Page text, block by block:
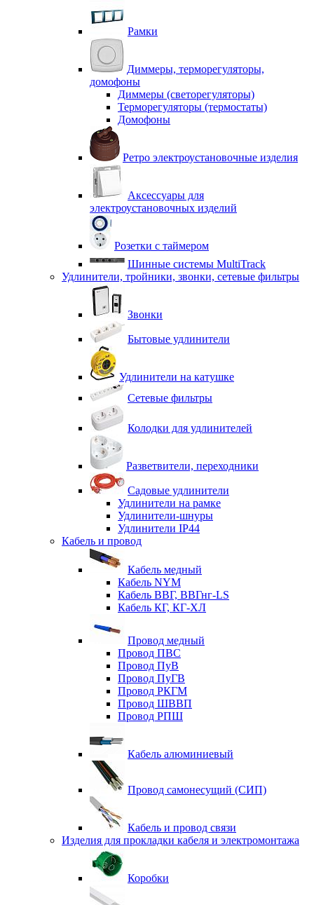
Рамки
Диммеры, терморегуляторы,
домофоны
Диммеры (светорегуляторы)
Терморегуляторы (термостаты)
Домофоны
Ретро электроустановочные изделия
Аксессуары для
электроустановочных изделий
Розетки с таймером
Шинные системы MultiTrack
Удлинители, тройники, звонки, сетевые фильтры
Звонки
Бытовые удлинители
Удлинители на катушке
Сетевые фильтры
Колодки для удлинителей
Разветвители, переходники
Садовые удлинители
Удлинители на рамке
Удлинители-шнуры
Удлинители IP44
Кабель и провод
Кабель медный
Кабель NYM
Кабель ВВГ, ВВГнг-LS
Кабель КГ, КГ-ХЛ
Провод медный
Провод ПВС
Провод ПуВ
Провод ПуГВ
Провод РКГМ
Провод ШВВП
Провод РПШ
Кабель алюминиевый
Провод самонесущий (СИП)
Кабель и провод связи
Изделия для прокладки кабеля и электромонтажа
Коробки